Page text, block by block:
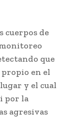
cuerpos de
que
propio en el
y el cual
por la
agresivas